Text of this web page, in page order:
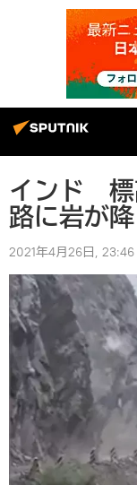
インド 標
路に岩が
2021年4月26日, 23:46